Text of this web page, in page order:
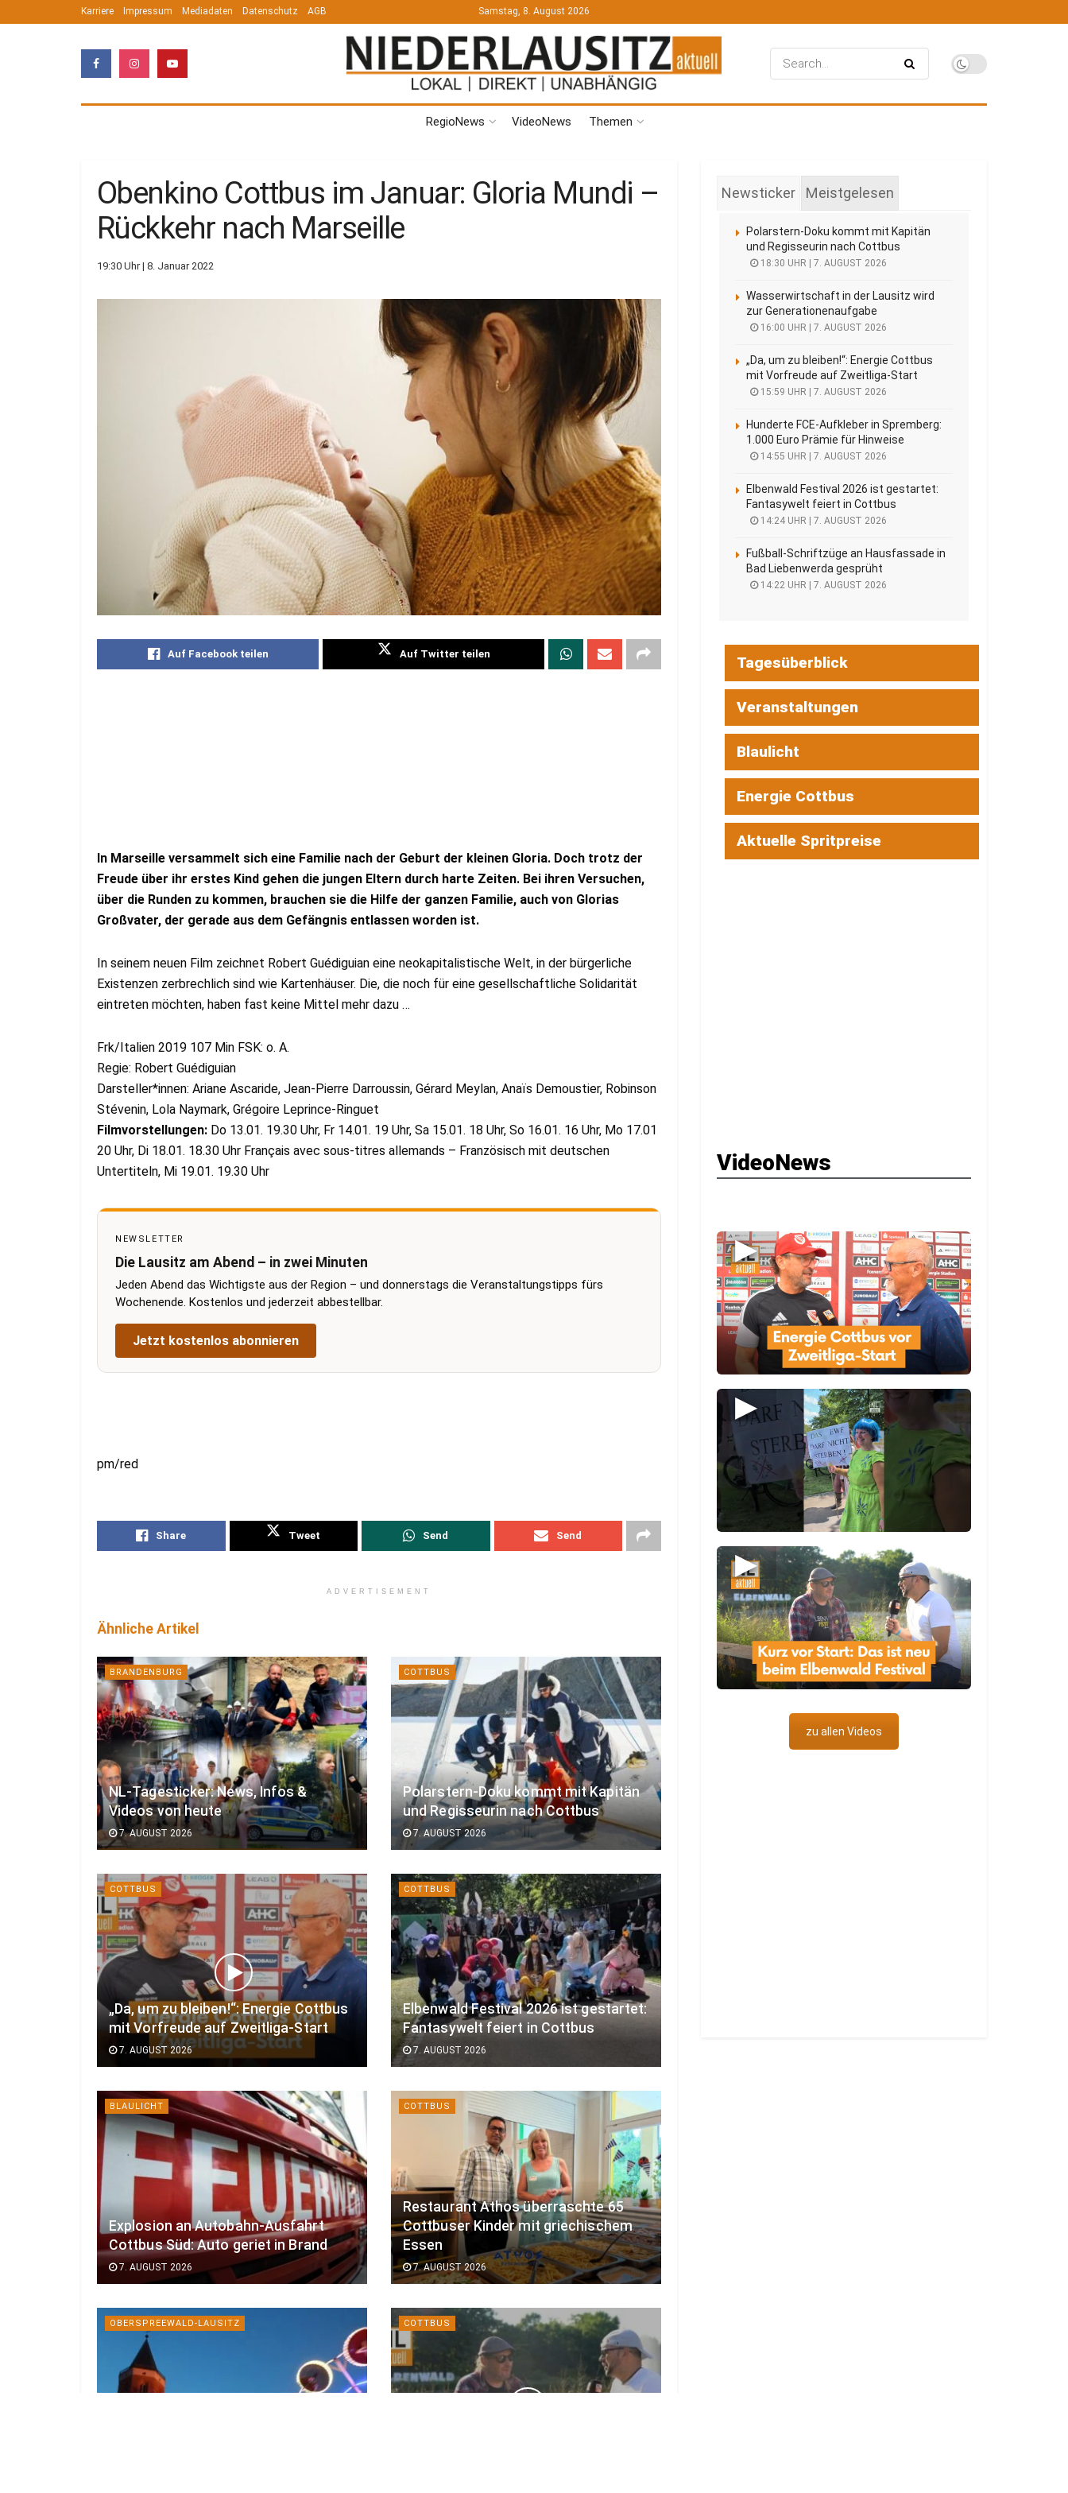
Karriere Impressum Mediadaten Datenschutz AGB Samstag, 8. August 2026
RegioNews VideoNews Themen
Obenkino Cottbus im Januar: Gloria Mundi –
Rückkehr nach Marseille
19:30 Uhr | 8. Januar 2022
Auf Facebook teilen Auf Twitter teilen
In Marseille versammelt sich eine Familie nach der Geburt der kleinen Gloria. Doch trotz der
Freude über ihr erstes Kind gehen die jungen Eltern durch harte Zeiten. Bei ihren Versuchen,
über die Runden zu kommen, brauchen sie die Hilfe der ganzen Familie, auch von Glorias
Großvater, der gerade aus dem Gefängnis entlassen worden ist.
In seinem neuen Film zeichnet Robert Guédiguian eine neokapitalistische Welt, in der bürgerliche
Existenzen zerbrechlich sind wie Kartenhäuser. Die, die noch für eine gesellschaftliche Solidarität
eintreten möchten, haben fast keine Mittel mehr dazu …
Frk/Italien 2019 107 Min FSK: o. A.
Regie: Robert Guédiguian
Darsteller*innen: Ariane Ascaride, Jean-Pierre Darroussin, Gérard Meylan, Anaïs Demoustier, Robinson
Stévenin, Lola Naymark, Grégoire Leprince-Ringuet
Filmvorstellungen: Do 13.01. 19.30 Uhr, Fr 14.01. 19 Uhr, Sa 15.01. 18 Uhr, So 16.01. 16 Uhr, Mo 17.01
20 Uhr, Di 18.01. 18.30 Uhr Français avec sous-titres allemands – Französisch mit deutschen
Untertiteln, Mi 19.01. 19.30 Uhr
NEWSLETTER
Die Lausitz am Abend – in zwei Minuten
Jeden Abend das Wichtigste aus der Region – und donnerstags die Veranstaltungstipps fürs
Wochenende. Kostenlos und jederzeit abbestellbar.
Jetzt kostenlos abonnieren
pm/red
Share Tweet Send Send
ADVERTISEMENT
Ähnliche Artikel
BRANDENBURG
NL-Tagesticker: News, Infos &
Videos von heute
7. AUGUST 2026
COTTBUS
Polarstern-Doku kommt mit Kapitän
und Regisseurin nach Cottbus
7. AUGUST 2026
COTTBUS
„Da, um zu bleiben!“: Energie Cottbus
mit Vorfreude auf Zweitliga-Start
7. AUGUST 2026
COTTBUS
Elbenwald Festival 2026 ist gestartet:
Fantasywelt feiert in Cottbus
7. AUGUST 2026
BLAULICHT
Explosion an Autobahn-Ausfahrt
Cottbus Süd: Auto geriet in Brand
7. AUGUST 2026
COTTBUS
Restaurant Athos überraschte 65
Cottbuser Kinder mit griechischem
Essen
7. AUGUST 2026
OBERSPREEWALD-LAUSITZ COTTBUS
Newsticker Meistgelesen
Polarstern-Doku kommt mit Kapitän
und Regisseurin nach Cottbus
18:30 UHR | 7. AUGUST 2026
Wasserwirtschaft in der Lausitz wird
zur Generationenaufgabe
16:00 UHR | 7. AUGUST 2026
„Da, um zu bleiben!“: Energie Cottbus
mit Vorfreude auf Zweitliga-Start
15:59 UHR | 7. AUGUST 2026
Hunderte FCE-Aufkleber in Spremberg:
1.000 Euro Prämie für Hinweise
14:55 UHR | 7. AUGUST 2026
Elbenwald Festival 2026 ist gestartet:
Fantasywelt feiert in Cottbus
14:24 UHR | 7. AUGUST 2026
Fußball-Schriftzüge an Hausfassade in
Bad Liebenwerda gesprüht
14:22 UHR | 7. AUGUST 2026
Tagesüberblick
Veranstaltungen
Blaulicht
Energie Cottbus
Aktuelle Spritpreise
VideoNews
▶
▶
▶
zu allen Videos